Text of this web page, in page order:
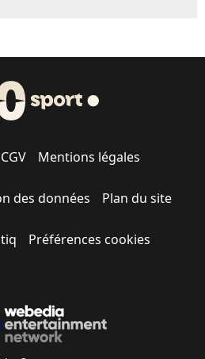
CGV Mentions légales
des données Plan du site
Préférences cookies